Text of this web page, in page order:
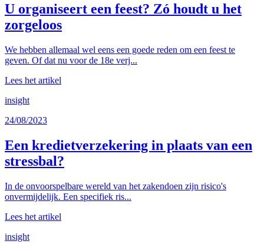
U organiseert een feest? Zó houdt u het
zorgeloos
We hebben allemaal wel eens een goede reden om een feest te
geven. Of dat nu voor de 18e verj...
Lees het artikel
insight
24/08/2023
Een kredietverzekering in plaats van een
stressbal?
In de onvoorspelbare wereld van het zakendoen zijn risico's
onvermijdelijk. Een specifiek ris...
Lees het artikel
insight